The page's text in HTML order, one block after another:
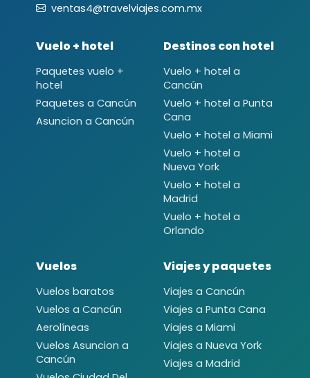
ventas4@travelviajes.com.mx
Vuelo + hotel
Paquetes vuelo +
hotel
Paquetes a Cancún
Asuncion a Cancún
Destinos con hotel
Vuelo + hotel a
Cancún
Vuelo + hotel a Punta
Cana
Vuelo + hotel a Miami
Vuelo + hotel a
Nueva York
Vuelo + hotel a
Madrid
Vuelo + hotel a
Orlando
Vuelos
Vuelos baratos
Vuelos a Cancún
Aerolíneas
Vuelos Asuncion a
Cancún
Viajes y paquetes
Viajes a Cancún
Viajes a Punta Cana
Viajes a Miami
Viajes a Nueva York
Viajes a Madrid